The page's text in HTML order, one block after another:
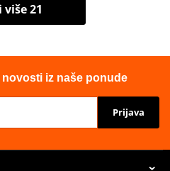
više 21
iz naše ponude
Prijava